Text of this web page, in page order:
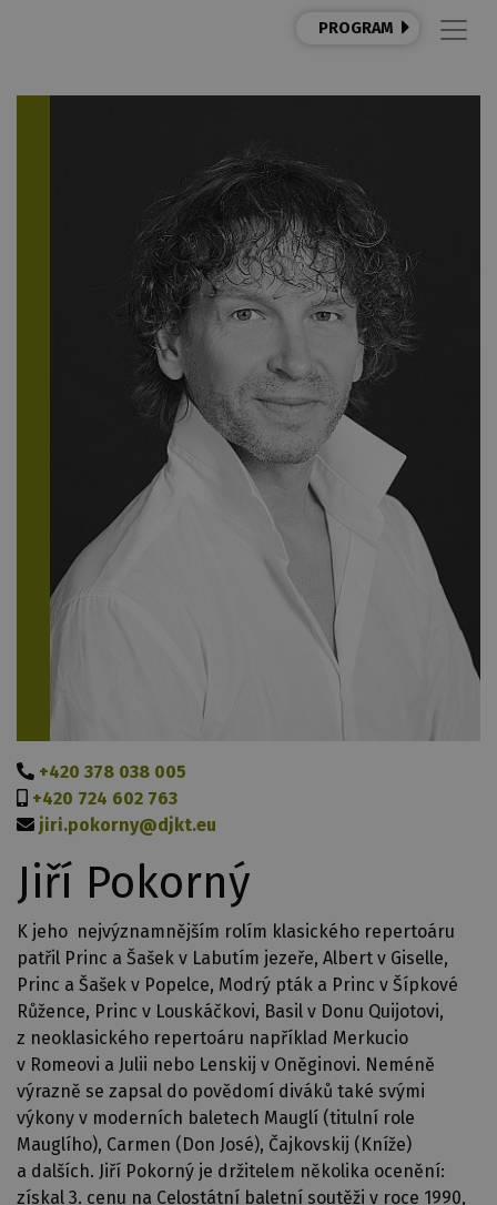
PROGRAM
+420 378 038 005
+420 724 602 763
jiri.pokorny@djkt.eu
Jiří Pokorný
K jeho nejvýznamnějším rolím klasického repertoáru
patřil Princ a Šašek v Labutím jezeře, Albert v Giselle,
Princ a Šašek v Popelce, Modrý pták a Princ v Šípkové
Růžence, Princ v Louskáčkovi, Basil v Donu Quijotovi,
z neoklasického repertoáru například Merkucio
v Romeovi a Julii nebo Lenskij v Oněginovi. Neméně
výrazně se zapsal do povědomí diváků také svými
výkony v moderních baletech Mauglí (titulní role
Mauglího), Carmen (Don José), Čajkovskij (Kníže)
a dalších. Jiří Pokorný je držitelem několika ocenění:
získal 3. cenu na Celostátní baletní soutěži v roce 1990,